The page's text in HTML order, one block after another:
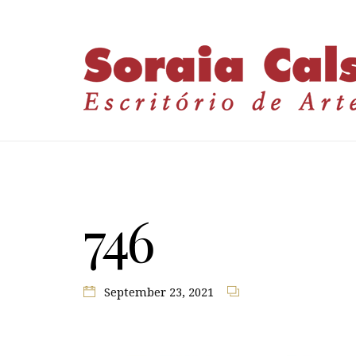
746
September 23, 2021